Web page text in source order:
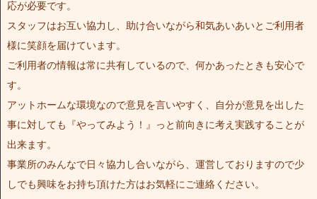
応が必要です。
スタッフはお互い協力し、助け合いながら和気あいあいとご利用者
様に笑顔を届けています。
ご利用者の情報は常に共有しているので、何かあったときも安心で
す。
アットホームな環境なので意見を言いやすく、自分が意見を出した
事に対しても『やってみよう！』っと前向きに考え実践することが
出来ます。
事業所のみんなで日々協力し合いながら、運営しておりますので少
しでも興味をお持ち頂けた方はお気軽にご連絡ください。